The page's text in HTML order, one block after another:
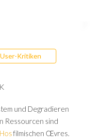
User-Kritiken
und Degradieren
Ressourcen sind
filmischen Œvres.